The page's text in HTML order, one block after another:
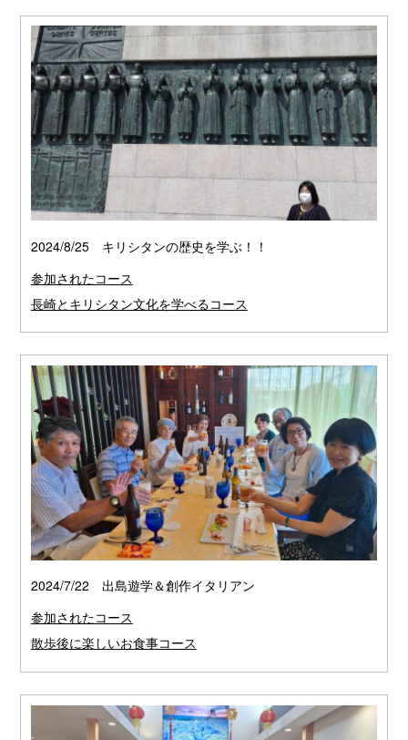
2024/8/25 キリシタンの歴史を学ぶ！！
参加されたコース
長崎とキリシタン文化を学べるコース
2024/7/22 出島遊学＆創作イタリアン
参加されたコース
散歩後に楽しいお食事コース